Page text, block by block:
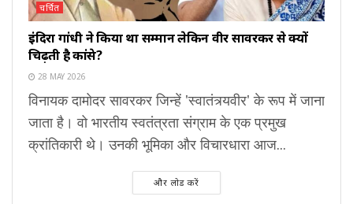
चर्चित
इंदिरा गांधी ने किया था सम्मान लेकिन वीर सावरकर से क्यों
चिढ़ती है कांग्रेस?
28 MAY 2026
विनायक दामोदर सावरकर जिन्हें 'स्वातंत्र्यवीर' के रूप में जाना
जाता है। वो भारतीय स्वतंत्रता संग्राम के एक प्रमुख
क्रांतिकारी थे। उनकी भूमिका और विचारधारा आज...
और लोड करें